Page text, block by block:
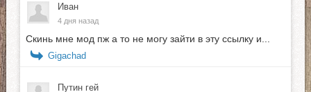
Иван
4 дня назад
Скинь мне мод пж а то не могу зайти в эту ссылку и...
Gigachad
Путин гей